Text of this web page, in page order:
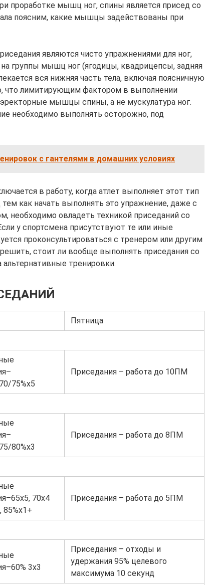
проработке мышц ног, спины является присед со
поясним, какие мышцы задействованы при
являются чисто упражнениями для ног,
группы мышц ног (ягодицы, квадрицепсы, задняя
вся нижняя часть тела, включая поясничную
что лимитирующим фактором в выполнении
мышцы спины, а не мускулатура ног.
необходимо выполнять осторожно, под
с гантелями в домашних условиях
в работу, когда атлет выполняет этот тип
как начать выполнять это упражнение, даже с
необходимо овладеть техникой приседаний со
у спортсмена присутствуют те или иные
проконсультироваться с тренером или другим
стоит ли вообще выполнять приседания со
тренировки.
Пятница
75%х5
Приседания – работа до 10ПМ
80%х3
Приседания – работа до 8ПМ
70х4
85%х1+
Приседания – работа до 5ПМ
3х3
Приседания – отходы и
удержания 95% целевого
максимума 10 секунд